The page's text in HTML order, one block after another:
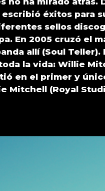
éxitos para
sellos
En 2005 cruzó el
allí (Soul
la vida: Willie
en el primer y
Mitchell (Royal